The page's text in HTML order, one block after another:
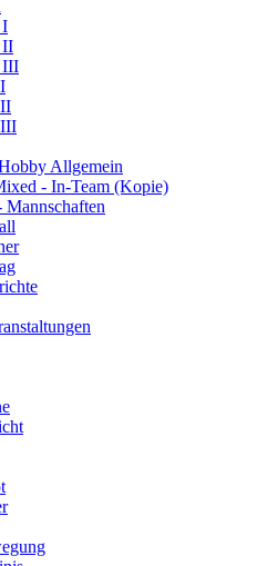
I
II
III
Allgemein
- In-Team (Kopie)